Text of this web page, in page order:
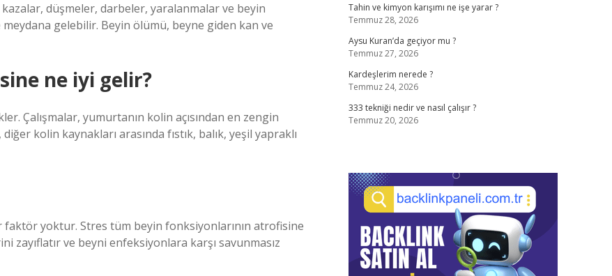
düşmeler, darbeler, yaralanmalar ve beyin
meydana gelebilir. Beyin ölümü, beyne giden kan ve
ne iyi gelir?
Çalışmalar, yumurtanın kolin açısından en zengin
kolin kaynakları arasında fıstık, balık, yeşil yapraklı
yoktur. Stres tüm beyin fonksiyonlarının atrofisine
zayıflatır ve beyni enfeksiyonlara karşı savunmasız
Tahin ve kimyon karışımı ne işe yarar ?
Temmuz 28, 2026
Aysu Kuran’da geçiyor mu ?
Temmuz 27, 2026
Kardeşlerim nerede ?
Temmuz 24, 2026
333 tekniği nedir ve nasıl çalışır ?
Temmuz 20, 2026